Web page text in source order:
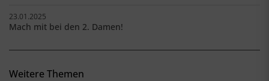
23.01.2025
Mach mit bei den 2. Damen!
Weitere Themen